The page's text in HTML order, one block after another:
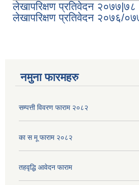
लेखापरिक्षण प्रतिवेदन २०७७|७८
लेखापरिक्षण प्रतिवेदन २०७६/
नमुना फारमहरु
सम्पत्ती विवरण फाराम २०८२
का स मू फाराम २०८२
तहवृद्धि आवेदन फाराम